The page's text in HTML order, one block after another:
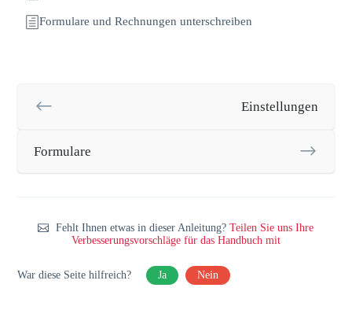
Formulare und Rechnungen unterschreiben
Einstellungen
Formulare
Fehlt Ihnen etwas in dieser Anleitung?Teilen Sie uns Ihre
Verbesserungsvorschläge für das Handbuch mit
War diese Seite hilfreich? Ja Nein